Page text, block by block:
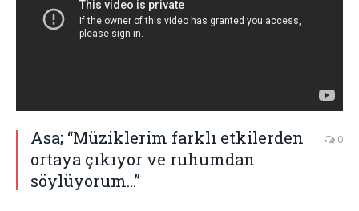
Asa; “Müziklerim farklı etkilerden
ortaya çıkıyor ve ruhumdan
söylüyorum…”
0